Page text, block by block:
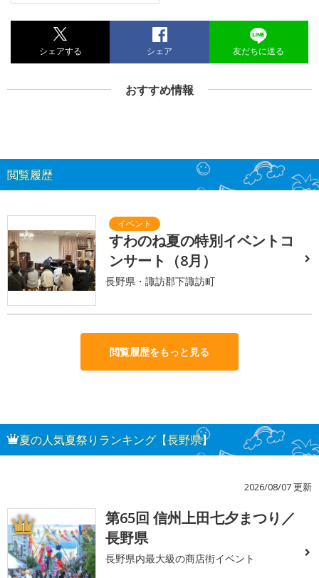
シェアする シェア 友だちに送る
おすすめ情報
閲覧履歴
すわのね夏の特別イベントコ
ンサート（8月）
長野県・諏訪郡下諏訪町
閲覧履歴をもっと見る
夏の人気夏祭りランキング【長野県】
2026/08/07 更新
1
第65回 信州上田七夕まつり／
長野県
長野県内最大級の商店街イベント